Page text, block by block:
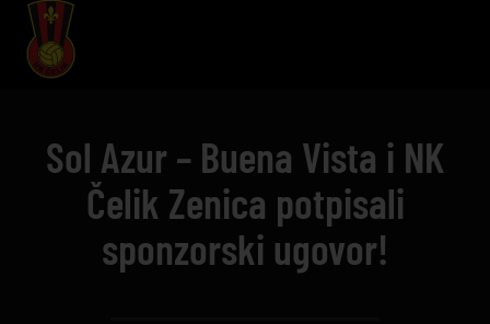
Sol Azur – Buena Vista i NK
Čelik Zenica potpisali
sponzorski ugovor!